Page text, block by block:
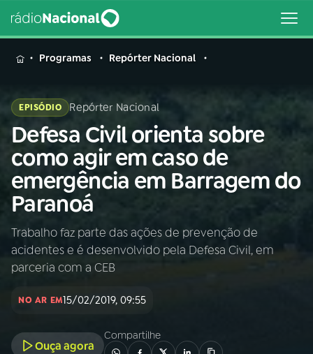
MENU
Buscar
na
Rádio
Nacional
Buscar
01INÍCIO
02A RÁDIO
03PROGRAMAÇÃO
Programas Repórter Nacional
EPISÓDIO Repórter Nacional
Defesa Civil orienta sobre
como agir em caso de
emergência em Barragem do
Paranoá
Trabalho faz parte das ações de prevenção de
acidentes e é desenvolvido pela Defesa Civil, em
parceria com a CEB
NO AR EM15/02/2019, 09:55
Ouça agora
Compartilhe